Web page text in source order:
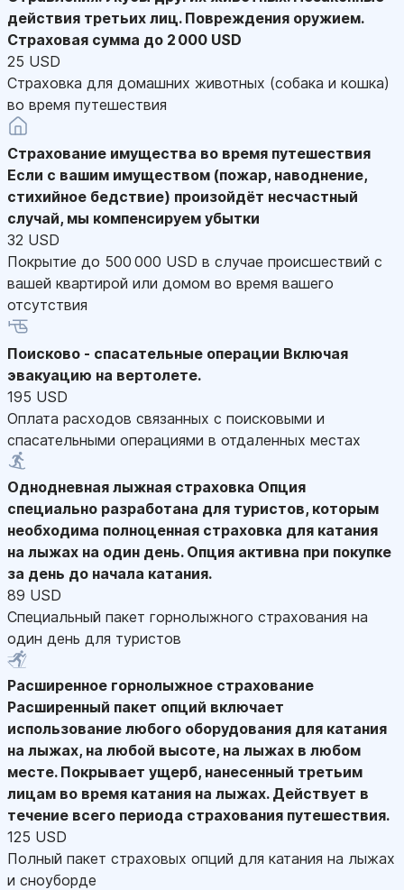
действия третьих лиц. Повреждения оружием.
Страховая сумма до 2 000 USD
25 USD
Страховка для домашних животных (собака и кошка)
во время путешествия
Страхование имущества во время путешествия
Если с вашим имуществом (пожар, наводнение,
стихийное бедствие) произойдёт несчастный
случай, мы компенсируем убытки
32 USD
Покрытие до 500 000 USD в случае происшествий с
вашей квартирой или домом во время вашего
отсутствия
Поисково - спасательные операции Включая
эвакуацию на вертолете.
195 USD
Оплата расходов связанных с поисковыми и
спасательными операциями в отдаленных местах
Однодневная лыжная страховка Опция
специально разработана для туристов, которым
необходима полноценная страховка для катания
на лыжах на один день. Опция активна при покупке
за день до начала катания.
89 USD
Специальный пакет горнолыжного страхования на
один день для туристов
Расширенное горнолыжное страхование
Расширенный пакет опций включает
использование любого оборудования для катания
на лыжах, на любой высоте, на лыжах в любом
месте. Покрывает ущерб, нанесенный третьим
лицам во время катания на лыжах. Действует в
течение всего периода страхования путешествия.
125 USD
Полный пакет страховых опций для катания на лыжах
и сноуборде